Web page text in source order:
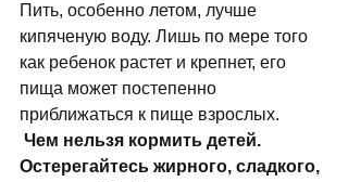
Пить, особенно летом, лучше
кипяченую воду. Лишь по мере того
как ребенок растет и крепнет, его
пища может постепенно
приближаться к пище взрослых.
Остерегайтесь жирного, сладкого,